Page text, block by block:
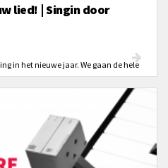
lied! | Singin door
in het nieuwe jaar. We gaan de hele